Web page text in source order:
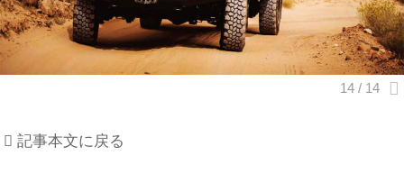
記事本文に戻る